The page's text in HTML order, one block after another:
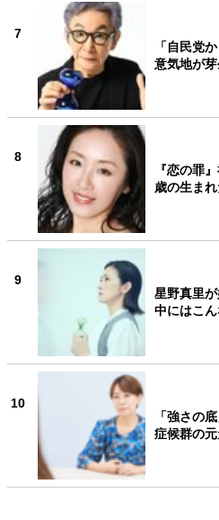
7
「自民党
意気地が
8
『恋の罪
歳の生ま
9
星野真里
中にはこ
10
「強さの
症候群の